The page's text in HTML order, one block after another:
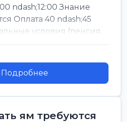
ndash;12:00 Знание
Оплата 40 ndash;45
условия (пенсия,
Подробнее
ям требуются